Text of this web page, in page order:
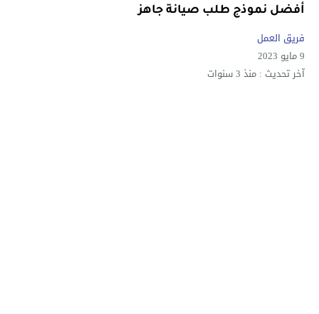
أفضل نموذج طلب صيانة جاهز
فريق العمل
9 مايو 2023
آخر تحديث : منذ 3 سنوات